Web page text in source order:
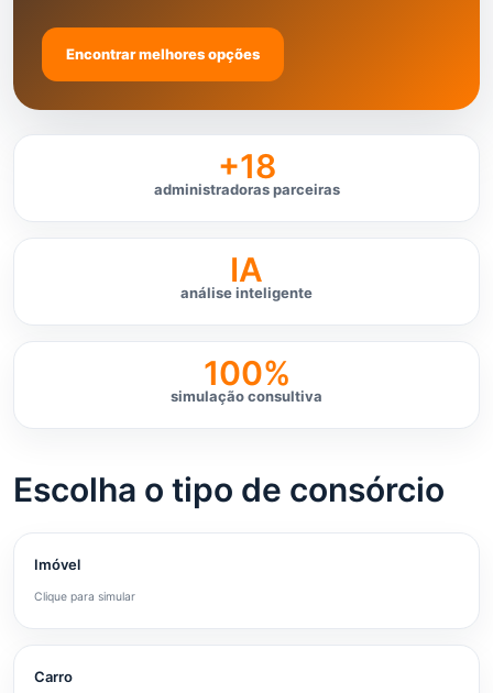
Encontrar melhores opções
+18
administradoras parceiras
IA
análise inteligente
100%
simulação consultiva
Escolha o tipo de consórcio
Imóvel
Clique para simular
Carro